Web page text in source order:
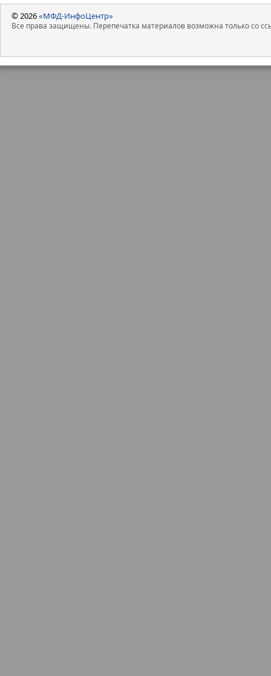
© 2026«МФД-ИнфоЦентр»
Все права защищены. Перепечатка материалов возможна только со